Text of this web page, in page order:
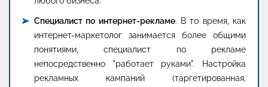
Специалист по интернет-рекламе. В то время, как
интернет-маркетолог занимается более общими
понятиями, специалист по рекламе
непосредственно "работает руками". Настройка
рекламных кампаний (таргетированная,